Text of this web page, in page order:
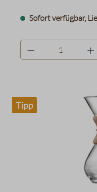
Sofort verfügbar,
product.quantityLabel
Tipp